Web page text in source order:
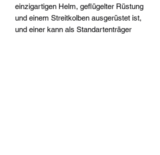
einzigartigen Helm, geflügelter Rüstung
und einem Streitkolben ausgerüstet ist,
und einer kann als Standartenträger